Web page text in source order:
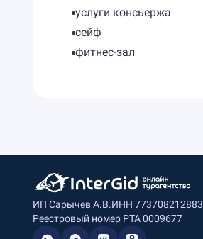
услуги консьержа
сейф
фитнес-зал
ИП Сарычев А.В.ИНН 773708212883
Реестровый номер РТА 0009677